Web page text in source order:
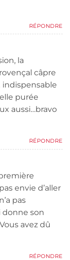
RÉPONDRE
la
câpre
indispensable
purée
aussi…bravo
RÉPONDRE
envie d’aller
pas
donne son
avez dû
RÉPONDRE